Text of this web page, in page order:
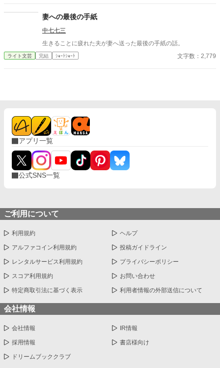
妻への最後の手紙
中七七三
生きることに疲れた夫が妻へ送った最後の手紙の話。
ライト文芸 完結 ｼｮｰﾄｼｮｰﾄ 文字数：2,779
アプリ一覧
公式SNS一覧
ご利用について
利用規約 ヘルプ
アルファコイン利用規約 投稿ガイドライン
レンタルサービス利用規約 プライバシーポリシー
スコア利用規約 お問い合わせ
特定商取引法に基づく表示 利用者情報の外部送信について
会社情報
会社情報 IR情報
採用情報 書店様向け
ドリームブッククラブ